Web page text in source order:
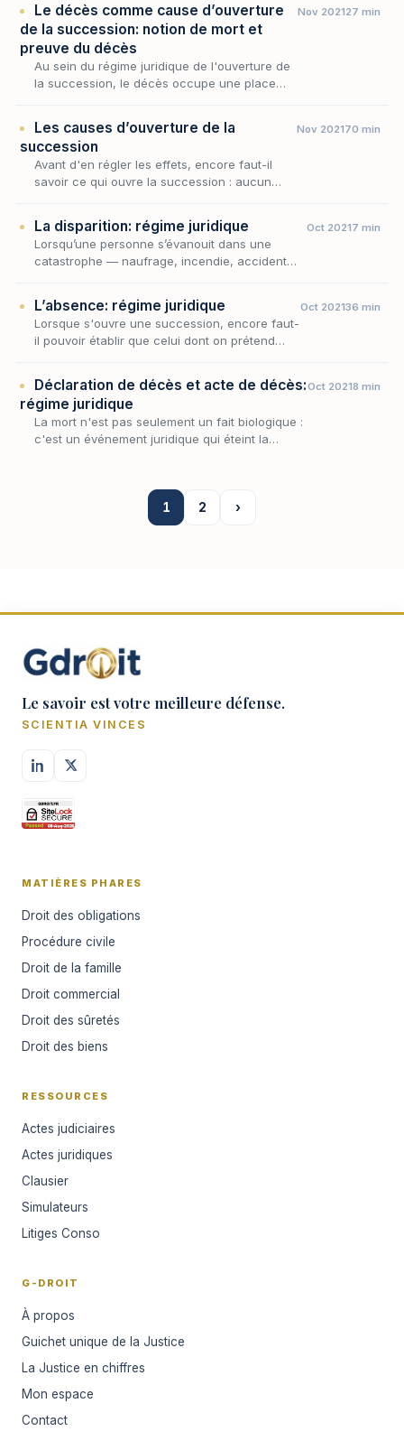
gou…
Le décès comme cause d’ouverture
de la succession: notion de mort et
preuve du décès
Au sein du régime juridique de l'ouverture de
la succession, le décès occupe une place
partant, l'en…
Nov 202127 min
Les causes d’ouverture de la
succession
Avant d'en régler les effets, encore faut-il
savoir ce qui ouvre la succession : aucun
départ. Au sein…
Nov 202170 min
La disparition: régime juridique
Lorsqu’une personne s’évanouit dans une
catastrophe — naufrage, incendie, accident
le…
Oct 20217 min
L’absence: régime juridique
Lorsque s'ouvre une succession, encore faut-
il pouvoir établir que celui dont on prétend
Oct 202136 min
Déclaration de décès et acte de décès:
régime juridique
La mort n'est pas seulement un fait biologique :
c'est un événement juridique qui éteint la
Oct 20218 min
1 2 ›
Le savoir est votre meilleure défense.
SCIENTIA VINCES
MATIÈRES PHARES
Droit des obligations
Procédure civile
Droit de la famille
Droit commercial
Droit des sûretés
Droit des biens
RESSOURCES
Actes judiciaires
Actes juridiques
Clausier
Simulateurs
Litiges Conso
G-DROIT
À propos
Guichet unique de la Justice
La Justice en chiffres
Mon espace
Contact